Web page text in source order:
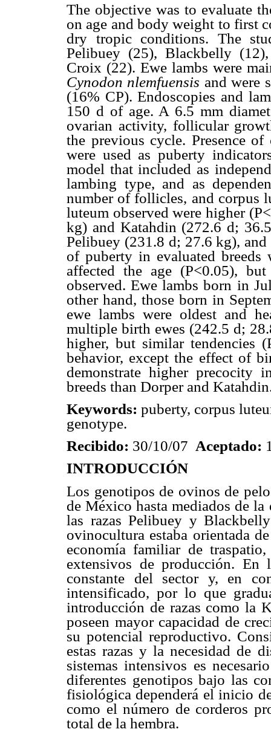
The objective was to evaluate
on age and body weight to first
dry tropic conditions. The
Pelibuey (25), Blackbelly
Croix (22). Ewe lambs were
Cynodon nlemfuensis and were
(16% CP). Endoscopies and
150 d of age. A 6.5 mm
ovarian activity, follicular
the previous cycle. Presence
were used as puberty
model that included as
lambing type, and as
number of follicles, and corpus
luteum observed were higher
kg) and Katahdin (272.6 d;
Pelibuey (231.8 d; 27.6 kg),
of puberty in evaluated
affected the age (P<0.05),
observed. Ewe lambs born in
other hand, those born in
ewe lambs were oldest and
multiple birth ewes (242.5 d;
higher, but similar tendencies
behavior, except the effect of
demonstrate higher precocity
breeds than Dorper and
Keywords: puberty, corpus
genotype.
Recibido: 30/10/07 Aceptado:
INTRODUCCIÓN
Los genotipos de ovinos de
de México hasta mediados de la
las razas Pelibuey y
ovinocultura estaba orientada
economía familiar de
extensivos de producción. En
constante del sector y, en
intensificado, por lo que
introducción de razas como la
poseen mayor capacidad de
su potencial reproductivo.
estas razas y la necesidad de
sistemas intensivos es
diferentes genotipos bajo las
fisiológica dependerá el inicio
como el número de corderos
total de la hembra.